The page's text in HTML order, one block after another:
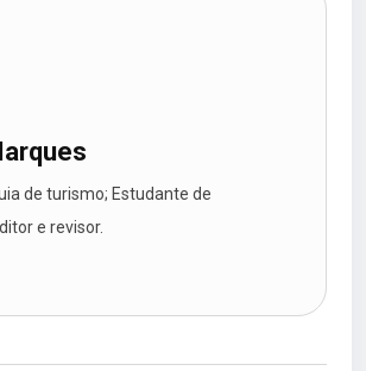
de turismo; Estudante de
e revisor.